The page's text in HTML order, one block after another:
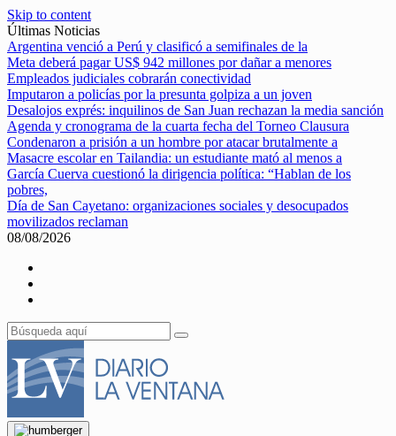
Skip to content
Últimas Noticias
Argentina venció a Perú y clasificó a semifinales de la
Meta deberá pagar US$ 942 millones por dañar a menores
Empleados judiciales cobrarán conectividad
Imputaron a policías por la presunta golpiza a un joven
Desalojos exprés: inquilinos de San Juan rechazan la media sanción
Agenda y cronograma de la cuarta fecha del Torneo Clausura
Condenaron a prisión a un hombre por atacar brutalmente a
Masacre escolar en Tailandia: un estudiante mató al menos a
García Cuerva cuestionó la dirigencia política: “Hablan de los
pobres,
Día de San Cayetano: organizaciones sociales y desocupados
movilizados reclaman
08/08/2026